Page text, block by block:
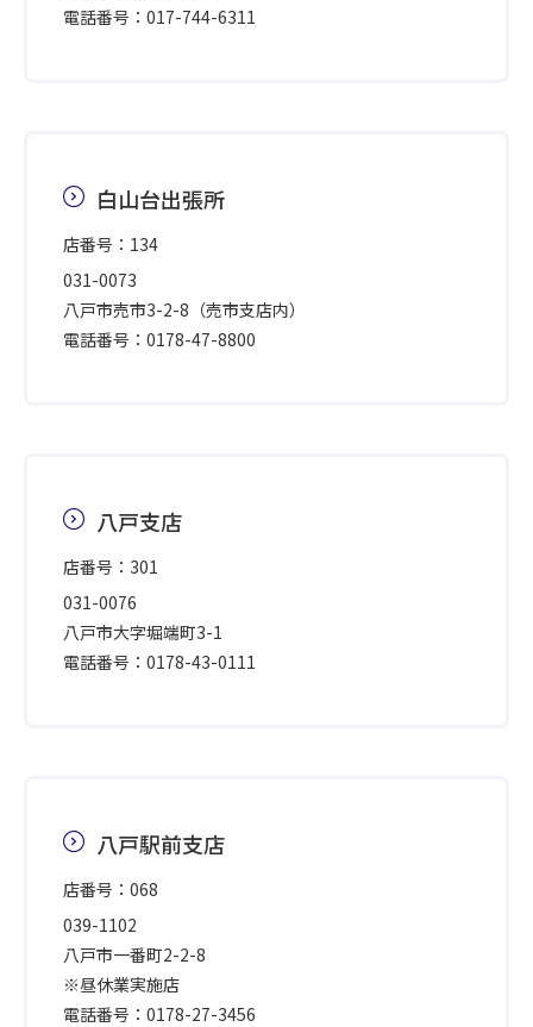
電話番号：017-744-6311
白山台出張所
店番号：134
031-0073
八戸市売市3-2-8（売市支店内）
電話番号：0178-47-8800
八戸支店
店番号：301
031-0076
八戸市大字堀端町3-1
電話番号：0178-43-0111
八戸駅前支店
店番号：068
039-1102
八戸市一番町2-2-8
※昼休業実施店
電話番号：0178-27-3456